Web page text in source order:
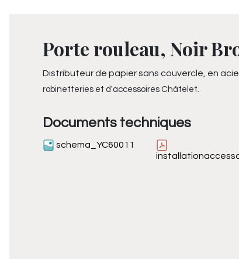
Porte rouleau, Noir
Distributeur de papier sans couvercle, en
robinetteries et d'accessoires Châtelet.
Documents techniques
schema_YC60011